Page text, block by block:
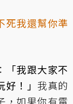
死我還幫你準
「我跟大家不
！」 我真的